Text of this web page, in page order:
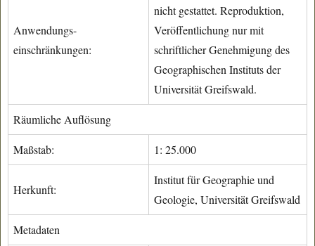
Anwendungs-
einschränkungen:
nicht gestattet. Reproduktion,
Veröffentlichung nur mit
schriftlicher Genehmigung des
Geographischen Instituts der
Universität Greifswald.
Räumliche Auflösung
Maßstab: 1: 25.000
Herkunft:
Institut für Geographie und
Geologie, Universität Greifswald
Metadaten